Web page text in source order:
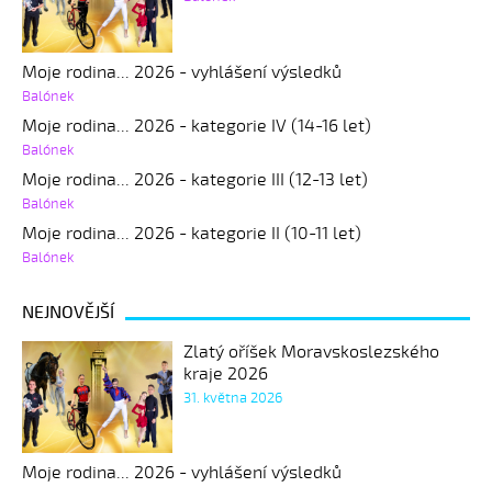
Moje rodina... 2026 - vyhlášení výsledků
Balónek
Moje rodina... 2026 - kategorie IV (14-16 let)
Balónek
Moje rodina... 2026 - kategorie III (12-13 let)
Balónek
Moje rodina... 2026 - kategorie II (10-11 let)
Balónek
NEJNOVĚJŠÍ
Zlatý oříšek Moravskoslezského
kraje 2026
31. května 2026
Moje rodina... 2026 - vyhlášení výsledků